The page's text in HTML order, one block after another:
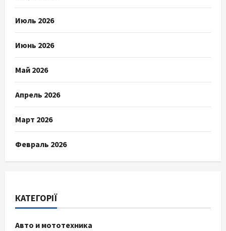
Июль 2026
Июнь 2026
Май 2026
Апрель 2026
Март 2026
Февраль 2026
КАТЕГОРІЇ
Авто и мототехника